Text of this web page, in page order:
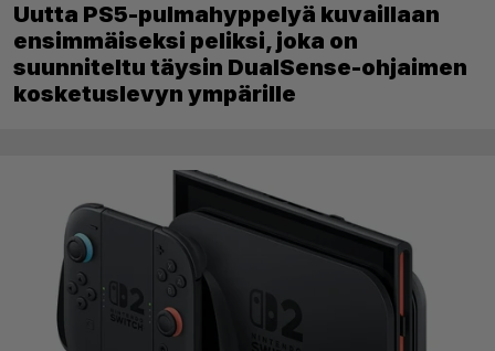
Uutta PS5-pulmahyppelyä kuvaillaan
ensimmäiseksi peliksi, joka on
suunniteltu täysin DualSense-ohjaimen
kosketuslevyn ympärille